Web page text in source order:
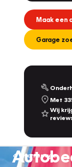
Maak een
Garage
Met
Wij
Homepage